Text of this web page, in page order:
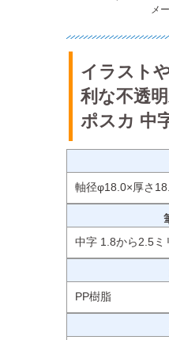
メ
イラスト
利な不透
ポスカ 中
軸径φ18.0×厚さ
中字 1.8から2.5ミ
PP樹脂